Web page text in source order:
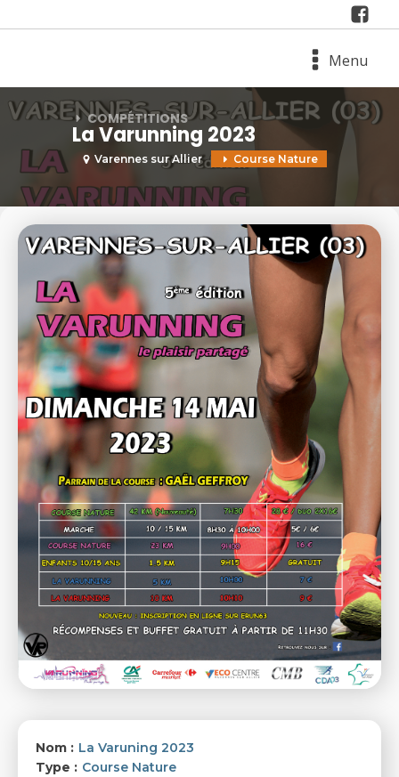
Menu
COMPÉTITIONS
La Varunning 2023
Varennes sur Allier Course Nature
Nom : La Varuning 2023
Type : Course Nature